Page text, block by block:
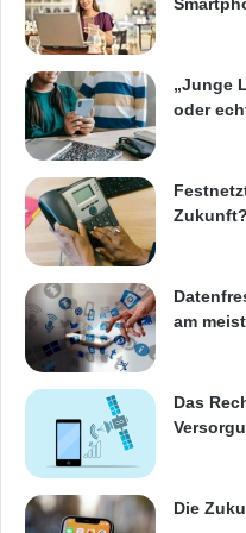
personalisierte
ihrer
Geben Sie einfach
gewünschten
Radiostation zu
Musikstücken dieses
Künstler ähnlicher
Der Music Unlimited-
musikalischen
automatisch an und
passendsten und
„Junge
oder
Zukunft?
am
Das
Die